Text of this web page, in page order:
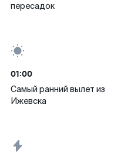
пересадок
01:00
Самый ранний вылет из
Ижевска